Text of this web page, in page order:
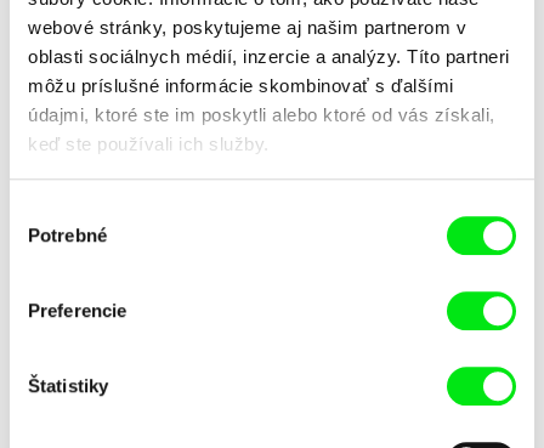
webové stránky, poskytujeme aj našim partnerom v
oblasti sociálnych médií, inzercie a analýzy. Títo partneri
môžu príslušné informácie skombinovať s ďalšími
údajmi, ktoré ste im poskytli alebo ktoré od vás získali,
keď ste používali ich služby.
súhlasu
Potrebné
Preferencie
Štatistiky
Vidíš, Praha Voda a práca
Vstupujeme do doby atómovej